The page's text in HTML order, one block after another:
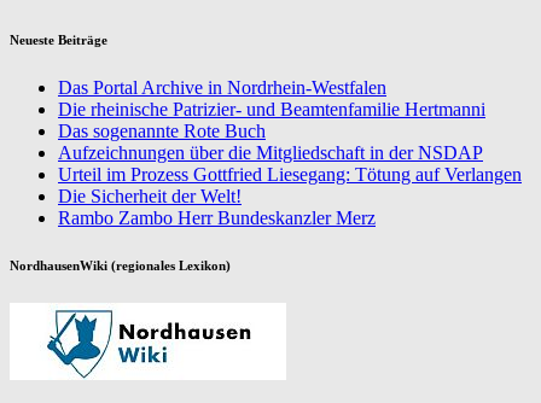
Neueste Beiträge
Das Portal Archive in Nordrhein-Westfalen
Die rheinische Patrizier- und Beamtenfamilie Hertmanni
Das sogenannte Rote Buch
Aufzeichnungen über die Mitgliedschaft in der NSDAP
Urteil im Prozess Gottfried Liesegang: Tötung auf Verlangen
Die Sicherheit der Welt!
Rambo Zambo Herr Bundeskanzler Merz
NordhausenWiki (regionales Lexikon)